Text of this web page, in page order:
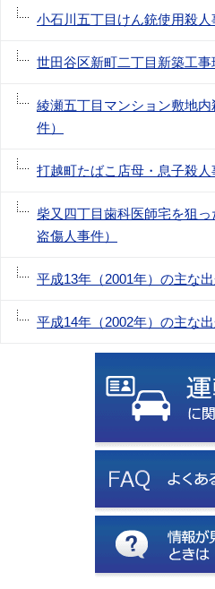
小石川五丁目けん銃使用殺人
世田谷区新町二丁目新築工
綾瀬五丁目マンション敷地
件）
打越町たばこ店母・息子殺人
柴又四丁目歯科医師宅を狙
盗傷人事件）
平成13年（2001年）の主な
平成14年（2002年）の主な